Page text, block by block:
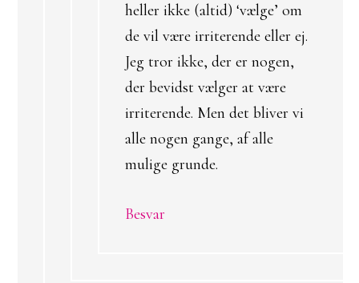
heller ikke (altid) ‘vælge’ om
de vil være irriterende eller ej.
Jeg tror ikke, der er nogen,
der bevidst vælger at være
irriterende. Men det bliver vi
alle nogen gange, af alle
mulige grunde.
Besvar